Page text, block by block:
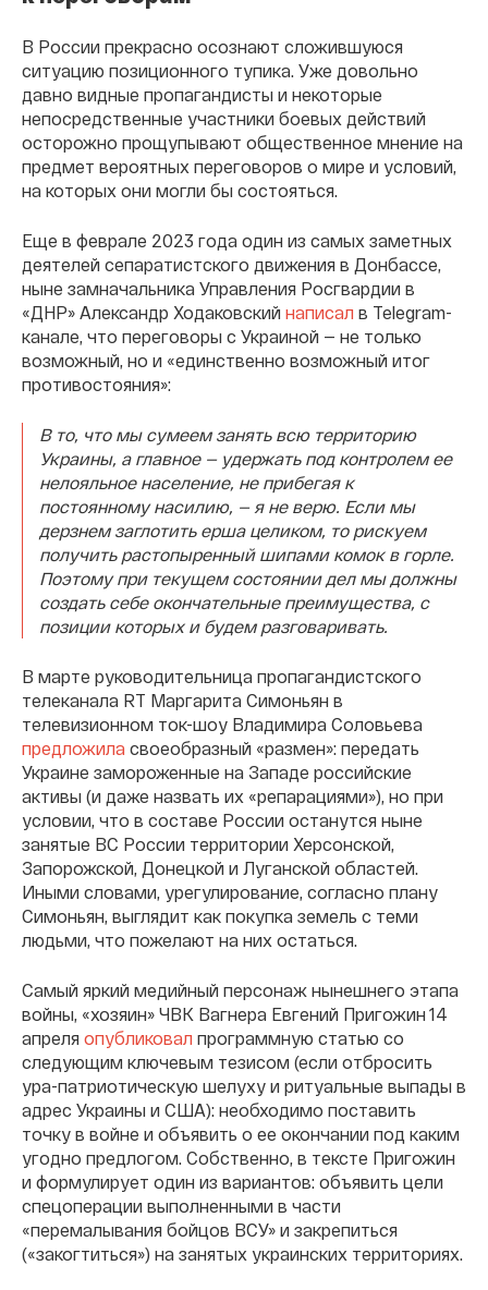
В России прекрасно осознают сложившуюся
ситуацию позиционного тупика. Уже довольно
давно видные пропагандисты и некоторые
непосредственные участники боевых действий
осторожно прощупывают общественное мнение на
предмет вероятных переговоров о мире и условий,
на которых они могли бы состояться.
Еще в феврале 2023 года один из самых заметных
деятелей сепаратистского движения в Донбассе,
ныне замначальника Управления Росгвардии в
«ДНР» Александр Ходаковский написал в Telegram-
канале, что переговоры с Украиной — не только
возможный, но и «единственно возможный итог
противостояния»:
В то, что мы сумеем занять всю территорию
Украины, а главное — удержать под контролем ее
нелояльное население, не прибегая к
постоянному насилию, — я не верю. Если мы
дерзнем заглотить ерша целиком, то рискуем
получить растопыренный шипами комок в горле.
Поэтому при текущем состоянии дел мы должны
создать себе окончательные преимущества, с
позиции которых и будем разговаривать.
В марте руководительница пропагандистского
телеканала RT Маргарита Симоньян в
телевизионном ток-шоу Владимира Соловьева
предложила своеобразный «размен»: передать
Украине замороженные на Западе российские
активы (и даже назвать их «репарациями»), но при
условии, что в составе России останутся ныне
занятые ВС России территории Херсонской,
Запорожской, Донецкой и Луганской областей.
Иными словами, урегулирование, согласно плану
Симоньян, выглядит как покупка земель с теми
людьми, что пожелают на них остаться.
Самый яркий медийный персонаж нынешнего этапа
войны, «хозяин» ЧВК Вагнера Евгений Пригожин 14
апреля опубликовал программную статью со
следующим ключевым тезисом (если отбросить
ура-патриотическую шелуху и ритуальные выпады в
адрес Украины и США): необходимо поставить
точку в войне и объявить о ее окончании под каким
угодно предлогом. Собственно, в тексте Пригожин
и формулирует один из вариантов: объявить цели
спецоперации выполненными в части
«перемалывания бойцов ВСУ» и закрепиться
(«закогтиться») на занятых украинских территориях.